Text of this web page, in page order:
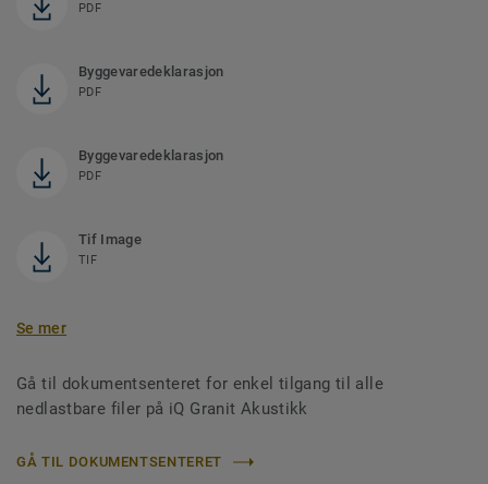
PDF
Byggevaredeklarasjon
PDF
Byggevaredeklarasjon
PDF
Tif Image
TIF
Se mer
Gå til dokumentsenteret for enkel tilgang til alle
nedlastbare filer på iQ Granit Akustikk
GÅ TIL DOKUMENTSENTERET